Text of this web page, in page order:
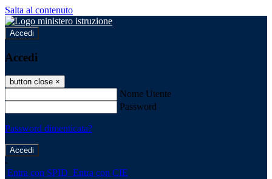
Salta al contenuto
Accedi
Accedi
button close ×
Nome Utente
Password
Password dimenticata?
-
Entra con SPID Entra con CIE